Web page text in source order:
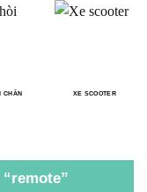
CHÂN XE SCOOTER